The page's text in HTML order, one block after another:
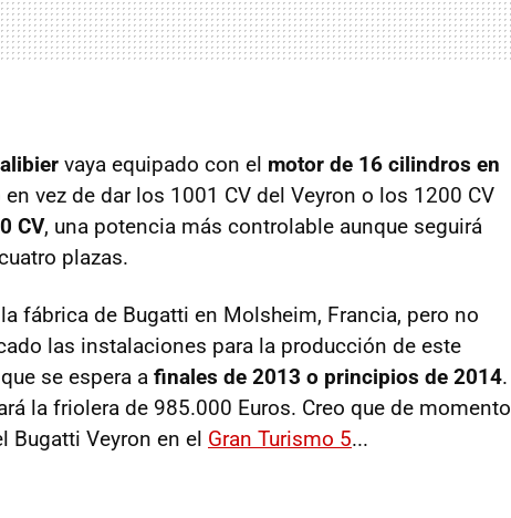
vaya equipado con el motor de 16 cilindros en
vez de dar los 1001 CV del Veyron o los 1200 CV
CV, una potencia más controlable aunque seguirá
plazas.
fábrica de Bugatti en Molsheim, Francia, pero no
las instalaciones para la producción de este
se espera a finales de 2013 o principios de 2014.
la friolera de 985.000 Euros. Creo que de momento
Bugatti Veyron en el Gran Turismo 5...